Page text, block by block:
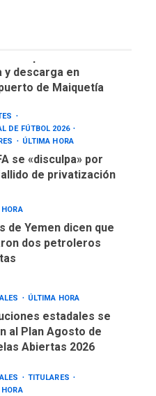
y descarga en
de Maiquetía
DE FÚTBOL 2026
ÚLTIMA HORA
se «disculpa» por
de privatización
de Yemen dicen que
dos petroleros
ÚLTIMA HORA
estadales se
al Plan Agosto de
Abiertas 2026
TITULARES